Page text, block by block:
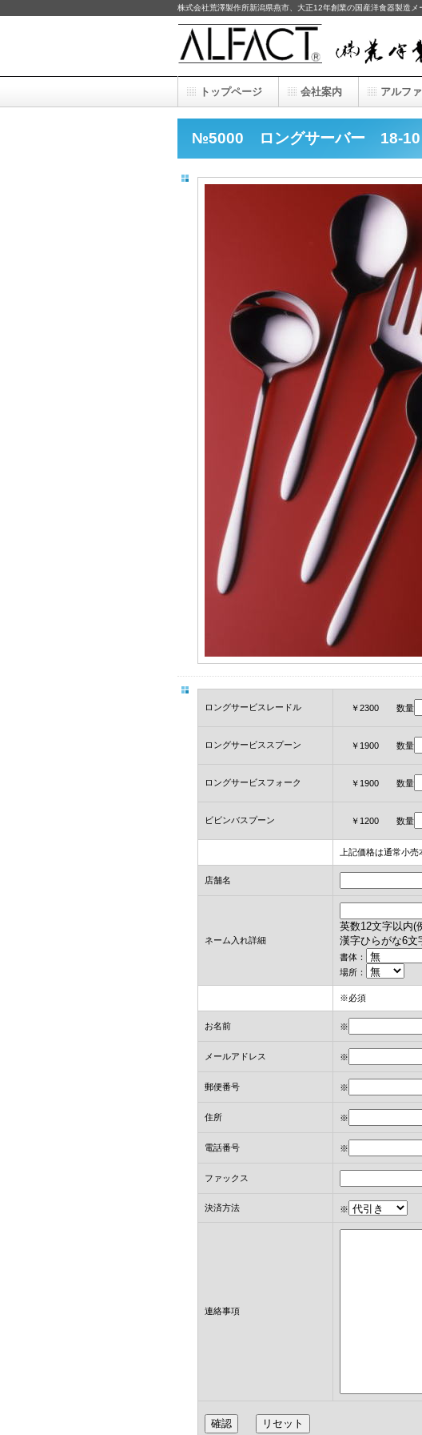
株式会社荒澤製作所新潟県燕市、大正12年創業の国産洋食器製造
№5000 ロングサーバー 18-10
ロングサービスレードル ￥2300 数量
ロングサービススプーン ￥1900 数量
ロングサービスフォーク ￥1900 数量
ビビンバスプーン ￥1200 数量
上記価格は通常小
店舗名
ネーム入れ詳細
英数12文字以内(
漢字ひらがな6
書体：
場所：
※必須
お名前 ※
メールアドレス ※
郵便番号 ※
住所 ※
電話番号 ※
ファックス
決済方法 ※
連絡事項
トップページ 会社案内 アルフ